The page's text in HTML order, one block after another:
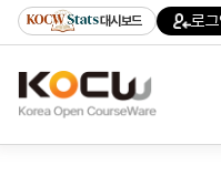
기
기
기
content)
가
대시보드 로